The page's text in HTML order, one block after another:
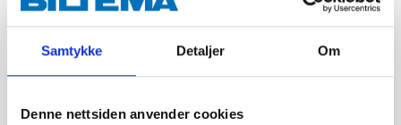
Samtykke Detaljer Om
Denne nettsiden anvender cookies